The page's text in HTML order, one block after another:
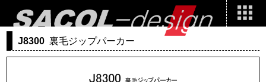
J8300 裏毛ジップパーカー